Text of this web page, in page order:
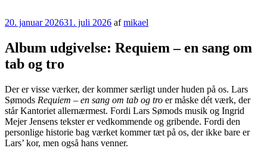
Udgivet
20. januar 202631. juli 2026 afmikael
Album udgivelse: Requiem – en sang om
tab og tro
Der er visse værker, der kommer særligt under huden på os. Lars
Sømods Requiem – en sang om tab og tro er måske dét værk, der
står Kantoriet allernærmest. Fordi Lars Sømods musik og Ingrid
Mejer Jensens tekster er vedkommende og gribende. Fordi den
personlige historie bag værket kommer tæt på os, der ikke bare er
Lars’ kor, men også hans venner.